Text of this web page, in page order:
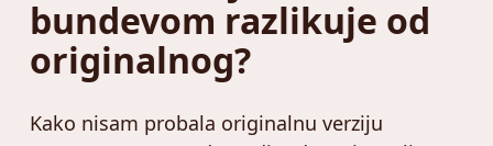
bundevom razlikuje od
originalnog?
Kako nisam probala originalnu verziju